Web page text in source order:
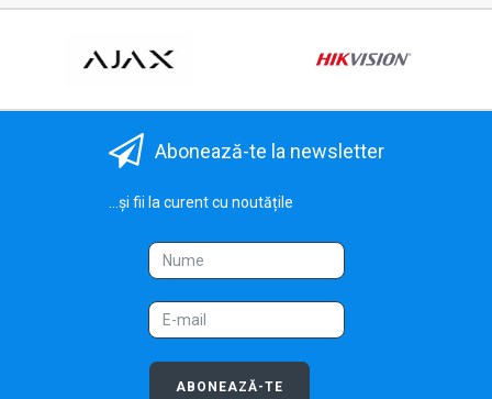
Abonează-te la newsletter
...și fii la curent cu noutățile
ABONEAZĂ-TE